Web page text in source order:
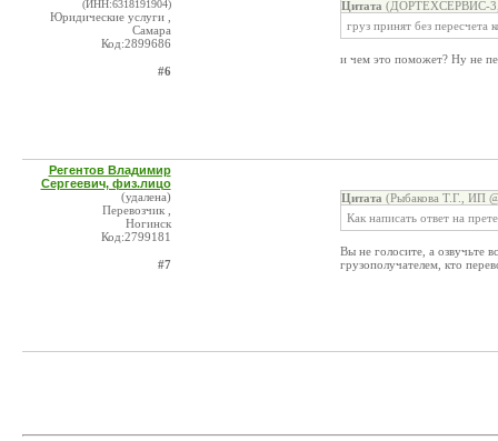
(ИНН:6318191904)
Юридические услуги ,
Самара
Код:2899686
#6
Цитата (ДОРТЕХСЕРВИС-3,
груз принят без пересчета
и чем это поможет? Ну не
Регентов Владимир
Сергеевич, физ.лицо
(удалена)
Перевозчик ,
Ногинск
Код:2799181
#7
Цитата (Рыбакова Т.Г., ИП
Как написать ответ на
Вы не голосите, а озвучьте
грузополучателем, кто